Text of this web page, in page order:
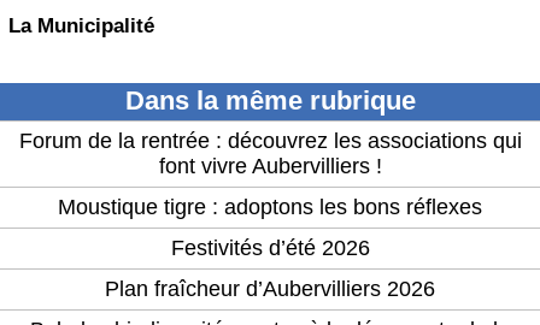
La Municipalité
Dans la même rubrique
Forum de la rentrée : découvrez les associations qui
font vivre Aubervilliers !
Moustique tigre : adoptons les bons réflexes
Festivités d’été 2026
Plan fraîcheur d’Aubervilliers 2026